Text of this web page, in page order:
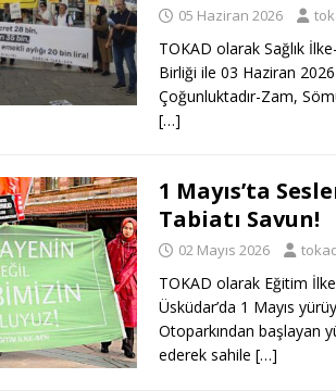
05 Haziran 2026
TOKAD olarak Sağlık
Birliği ile 03 Haziran 2026
Çoğunluktadır-Zam,
[…]
1 Mayıs’ta
Tabiatı Savun!
02 Mayıs 2026
TOKAD olarak Eğitim
Üsküdar’da 1 Mayıs
Otoparkından başlayan
ederek sahile […]